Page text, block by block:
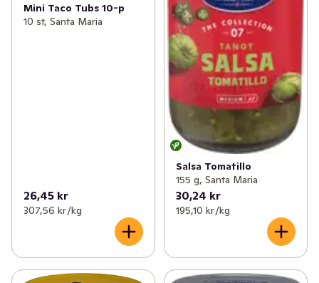
Mini Taco Tubs 10-p
10 st, Santa Maria
26,45 kr
307,56 kr /kg
Salsa Tomatillo
155 g, Santa Maria
30,24 kr
195,10 kr /kg